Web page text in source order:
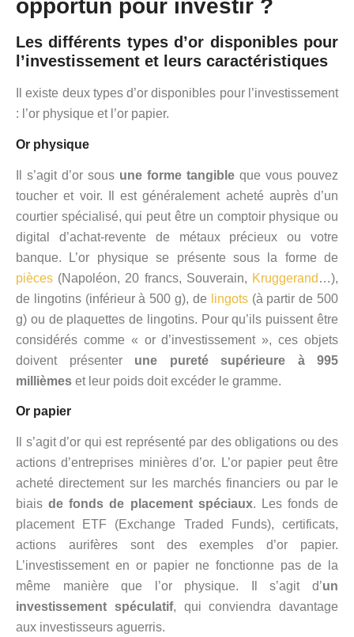
opportun pour investir ?
Les différents types d’or disponibles pour
l’investissement et leurs caractéristiques
Il existe deux types d’or disponibles pour l’investissement
: l’or physique et l’or papier.
Or physique
Il s’agit d’or sous une forme tangible que vous pouvez
toucher et voir. Il est généralement acheté auprès d’un
courtier spécialisé, qui peut être un comptoir physique ou
digital d’achat-revente de métaux précieux ou votre
banque. L’or physique se présente sous la forme de
pièces (Napoléon, 20 francs, Souverain, Kruggerand …),
de lingotins (inférieur à 500 g), de
lingots(à partir de 500
g) ou de plaquettes de lingotins. Pour qu’ils puissent être
considérés comme « or d’investissement », ces objets
doivent présenter une pureté supérieure à 995
millièmes et leur poids doit excéder le gramme.
Or papier
Il s’agit d’or qui est représenté par des obligations ou des
actions d’entreprises minières d’or. L’or papier peut être
acheté directement sur les marchés financiers ou par le
biaisde fonds de placement spéciaux. Les fonds de
placement ETF (Exchange Traded Funds), certificats,
actions aurifères sont des exemples d’or papier.
L’investissement en or papier ne fonctionne pas de la
même manière que l’or physique. Il s’agit d’un
investissement spéculatif, qui conviendra davantage
aux investisseurs aguerris.